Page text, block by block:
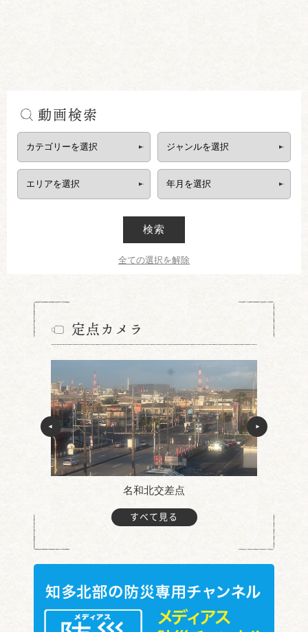
動画検索
検索
全ての選択を解除
定点カメラ
名和北交差点
すべて見る